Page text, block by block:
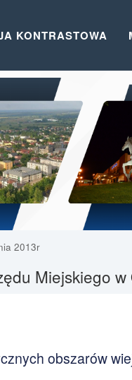
KONTRASTOWA
2013r
Miejskiego w
obszarów